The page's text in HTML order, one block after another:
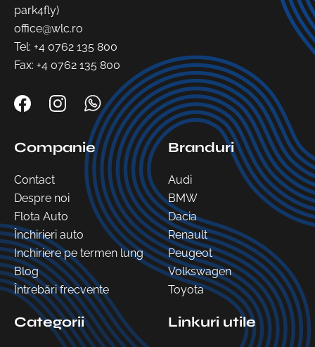
park4fly)
office@wlc.ro
Tel: +4 0762 135 800
Fax: +4 0762 135 800
Companie
Contact
Despre noi
Flota Auto
Închirieri auto
Inchiriere pe termen lung
Blog
Întrebări frecvente
Branduri
Audi
BMW
Dacia
Renault
Peugeot
Volkswagen
Toyota
Categorii Linkuri utile